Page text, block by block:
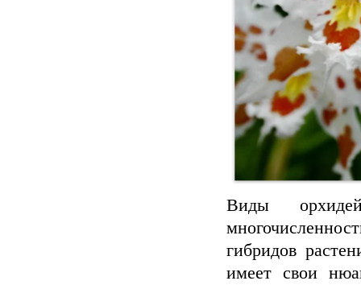
Виды
гибридов
имеет свои